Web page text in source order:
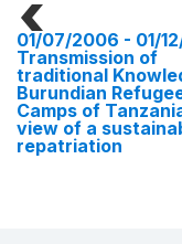
01/07/2006 - 01/
Transmission of
traditional
Burundian
Camps of
view of a
repatriation